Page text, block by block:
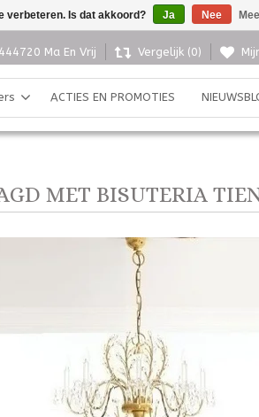
Ma En Vrij Vergelijk (0)
ACTIES EN PROMOTIES
MET BISUTERIA
verbeteren. Is dat akkoord? Ja Nee